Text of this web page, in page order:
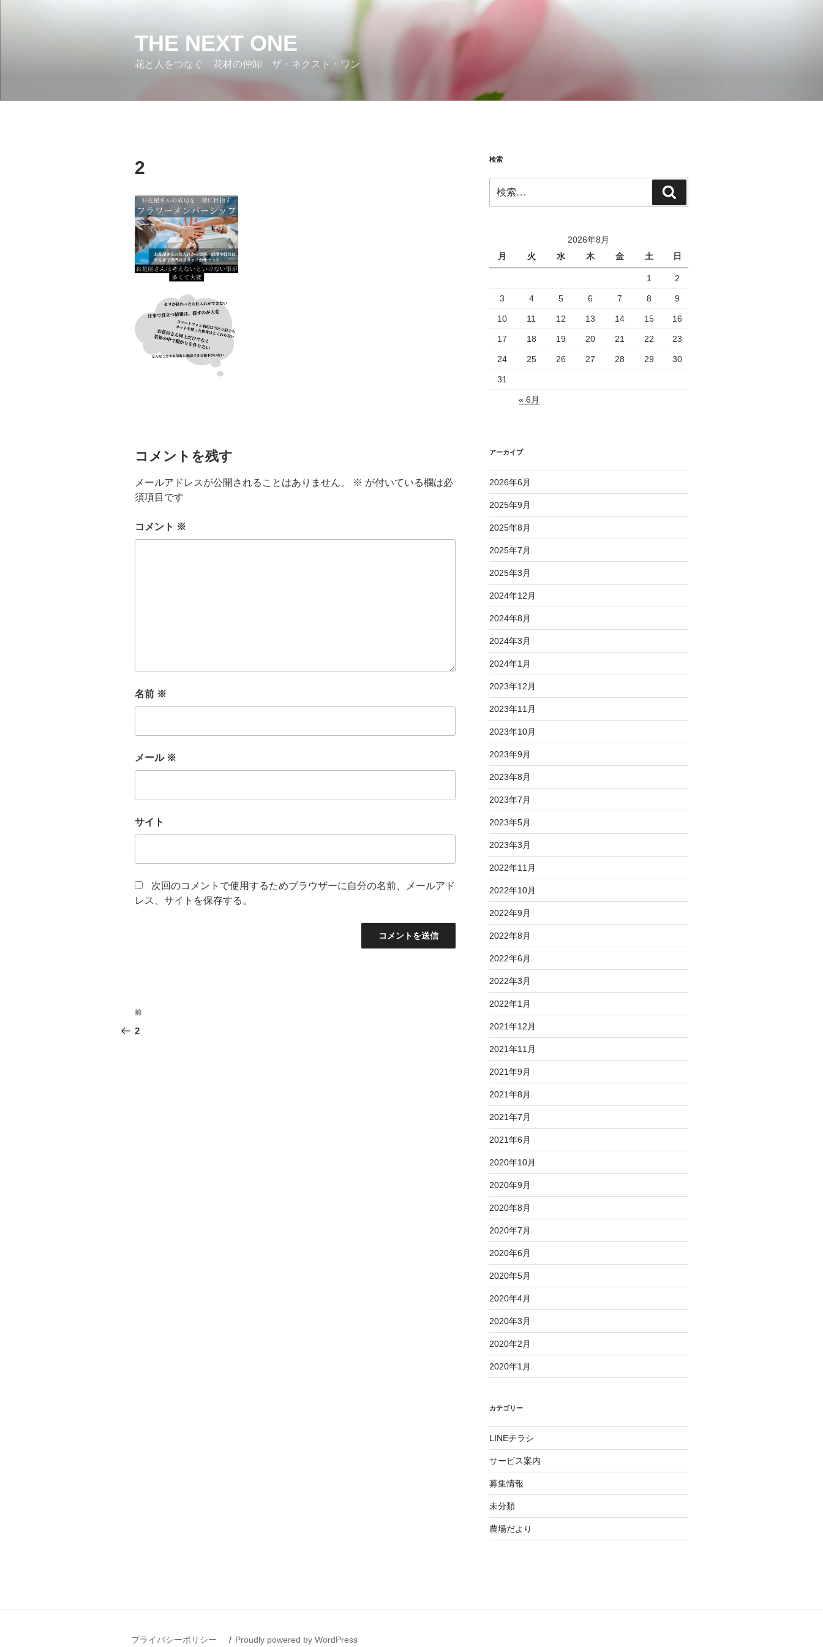
THE NEXT ONE
花と人をつなぐ 花材の仲卸 ザ・ネクスト・ワン
2
コメントを残す
メールアドレスが公開されることはありません。 ※ が付いている欄は必
須項目です
コメント ※
名前 ※
メール ※
サイト
次回のコメントで使用するためブラウザーに自分の名前、メールアド
レス、サイトを保存する。
投
稿
前
の
前
2
検索
索:
索
2026年8月
月
火 水 木 金 土 日
1 2
3 4 5 6 7 8 9
10 11 12 13 14 15 16
17 18 19 20 21 22 23
24 25 26 27 28 29 30
31
« 6月
アーカイブ
2026年6月
2025年9月
2025年8月
2025年7月
2025年3月
2024年12月
2024年8月
2024年3月
2024年1月
2023年12月
2023年11月
2023年10月
2023年9月
2023年8月
2023年7月
2023年5月
2023年3月
2022年11月
2022年10月
2022年9月
2022年8月
2022年6月
2022年3月
2022年1月
2021年12月
2021年11月
2021年9月
2021年8月
2021年7月
2021年6月
2020年10月
2020年9月
2020年8月
2020年7月
2020年6月
2020年5月
2020年4月
2020年3月
2020年2月
2020年1月
カテゴリー
LINEチラシ
サービス案内
募集情報
未分類
農場だより
プライバシーポリシー Proudly powered by WordPress